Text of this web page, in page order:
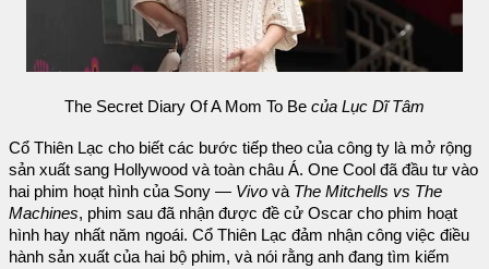
The Secret Diary Of A Mom To Be của Lục Dĩ Tâm
Cổ Thiên Lạc cho biết các bước tiếp theo của công ty là mở rộng
sản xuất sang Hollywood và toàn châu Á. One Cool đã đầu tư vào
hai phim hoạt hình của Sony — Vivo và The Mitchells vs The
Machines, phim sau đã nhận được đề cử Oscar cho phim hoạt
hình hay nhất năm ngoái. Cổ Thiên Lạc đảm nhận công việc điều
hành sản xuất của hai bộ phim, và nói rằng anh đang tìm kiếm